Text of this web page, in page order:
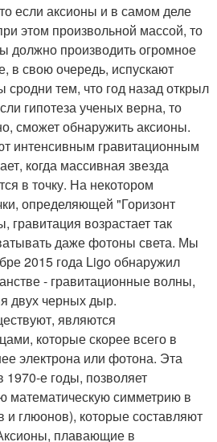
если аксионы и в самом деле
этом произвольной массой, то
должно производить огромное
в свою очередь, испускают
тем, что год назад открыл
гипотеза ученых верна, то
сможет обнаружить аксионы.
интенсивным гравитационным
когда массивная звезда
в точку. На некотором
определяющей "Горизонт
возрастает так
даже фотоны света. Мы
2015 года Ligo обнаружил
- гравитационные волны,
двух черных дыр.
являются
которые скорее всего в
электрона или фотона. Эта
е годы, позволяет
математическую симметрию в
и глюонов), которые составляют
плавающие в